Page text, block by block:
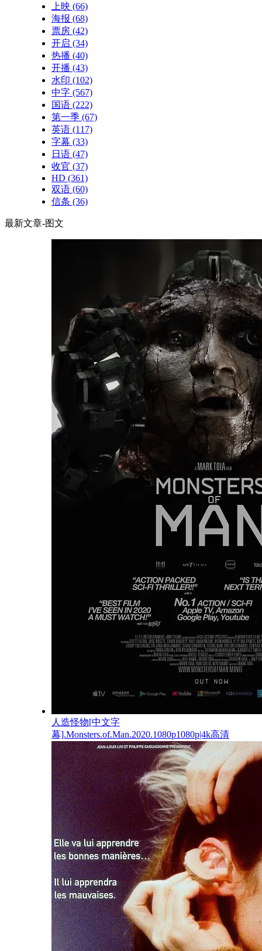
上映 (66)
海报 (68)
票房 (42)
开启 (34)
热播 (40)
开播 (43)
水印 (102)
中字 (567)
国语 (222)
第一季 (67)
英语 (117)
字幕 (33)
日语 (47)
收官 (37)
HD (361)
双语 (60)
信条 (36)
最新文章-图文
人造怪物[中文字
幕].Monsters.of.Man.2020.1080p1080p|4k高清